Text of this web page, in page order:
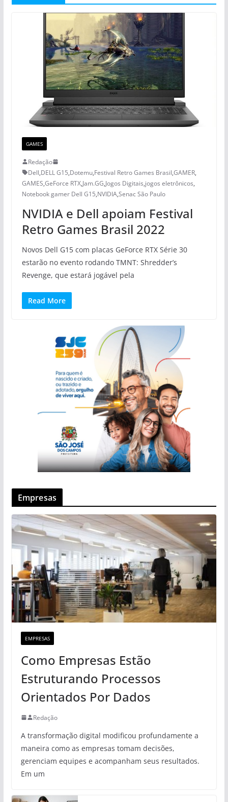
GAMES
Redação
Dell,DELL G15,Dotemu,Festival Retro Games Brasil,GAMER,
GAMES,GeForce RTX,Jam.GG,Jogos Digitais,jogos eletrônicos,
Notebook gamer Dell G15,NVIDIA,Senac São Paulo
NVIDIA e Dell apoiam Festival
Retro Games Brasil 2022
Novos Dell G15 com placas GeForce RTX Série 30
estarão no evento rodando TMNT: Shredder’s
Revenge, que estará jogável pela
Read More
Empresas
EMPRESAS
Como Empresas Estão
Estruturando Processos
Orientados Por Dados
Redação
A transformação digital modificou profundamente a
maneira como as empresas tomam decisões,
gerenciam equipes e acompanham seus resultados.
Em um